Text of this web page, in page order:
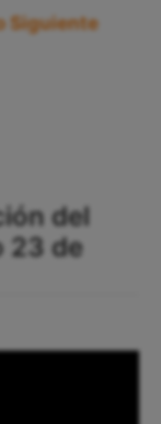
Siguiente
del
23 de